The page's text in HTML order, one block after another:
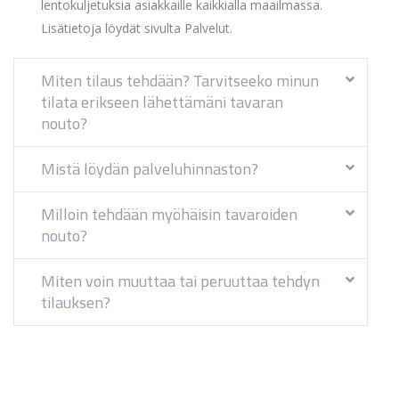
lentokuljetuksia asiakkaille kaikkialla maailmassa.
Lisätietoja löydät sivulta Palvelut.
Miten tilaus tehdään? Tarvitseeko minun
tilata erikseen lähettämäni tavaran
nouto?
Mistä löydän palveluhinnaston?
Milloin tehdään myöhäisin tavaroiden
nouto?
Miten voin muuttaa tai peruuttaa tehdyn
tilauksen?